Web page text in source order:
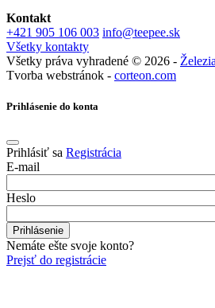
Kontakt
+421 905 106 003 info@teepee.sk
Všetky kontakty
Všetky práva vyhradené © 2026 -
Tvorba webstránok - corteon.com
Prihlásenie do konta
Prihlásiť sa Registrácia
E-mail
Heslo
Nemáte ešte svoje konto?
Prejsť do registrácie